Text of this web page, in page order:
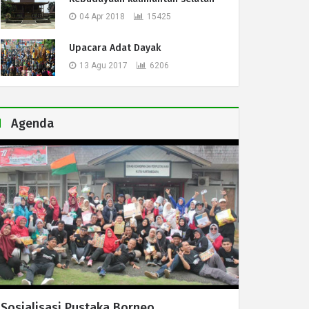
04 Apr 2018 15425
Upacara Adat Dayak
13 Agu 2017 6206
Agenda